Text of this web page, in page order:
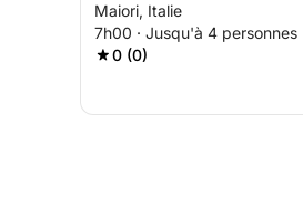
Maiori, Italie
7h00 · Jusqu'à 4 personnes
0 (0)